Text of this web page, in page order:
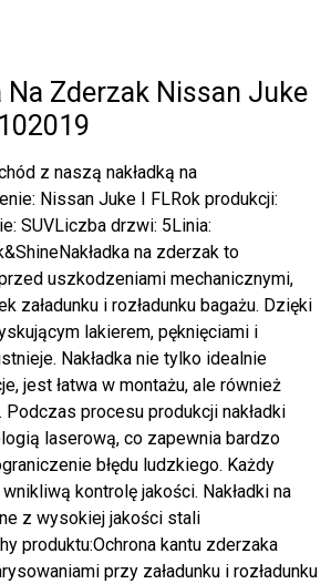
Zderzak Nissan Juke
z naszą nakładką na
Nissan Juke I FLRok produkcji:
SUVLiczba drzwi: 5Linia:
na zderzak to
uszkodzeniami mechanicznymi,
załadunku i rozładunku bagażu. Dzięki
lakierem, pęknięciami i
Nakładka nie tylko idealnie
jest łatwa w montażu, ale również
procesu produkcji nakładki
laserową, co zapewnia bardzo
błędu ludzkiego. Każdy
kontrolę jakości. Nakładki na
z wysokiej jakości stali
produktu:Ochrona kantu zderzaka
przy załadunku i rozładunku